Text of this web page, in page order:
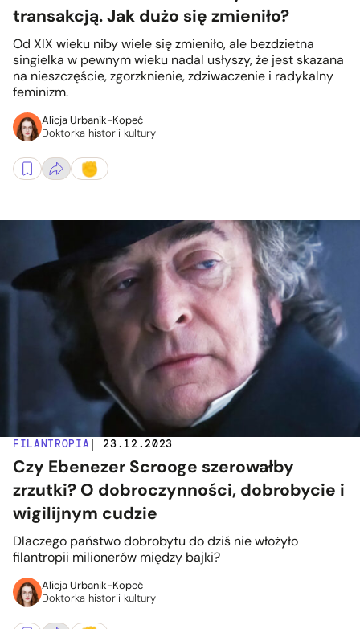
transakcją. Jak dużo się zmieniło?
Od XIX wieku niby wiele się zmieniło, ale bezdzietna
singielka w pewnym wieku nadal usłyszy, że jest skazana
na nieszczęście, zgorzknienie, zdziwaczenie i radykalny
feminizm.
Alicja Urbanik-Kopeć
Doktorka historii kultury
FILANTROPIA| 23.12.2023
Czy Ebenezer Scrooge szerowałby
zrzutki? O dobroczynności, dobrobycie i
wigilijnym cudzie
Dlaczego państwo dobrobytu do dziś nie włożyło
filantropii milionerów między bajki?
Alicja Urbanik-Kopeć
Doktorka historii kultury